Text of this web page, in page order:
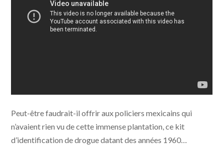
Peut-être faudrait-il offrir aux policiers mexicains qui
n’avaient rien vu de cette immense plantation, ce kit
d’identification de drogue datant des années 1960…